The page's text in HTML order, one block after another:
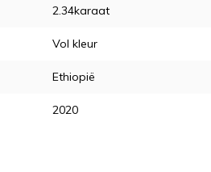
2.34karaat
Vol kleur
Ethiopië
2020